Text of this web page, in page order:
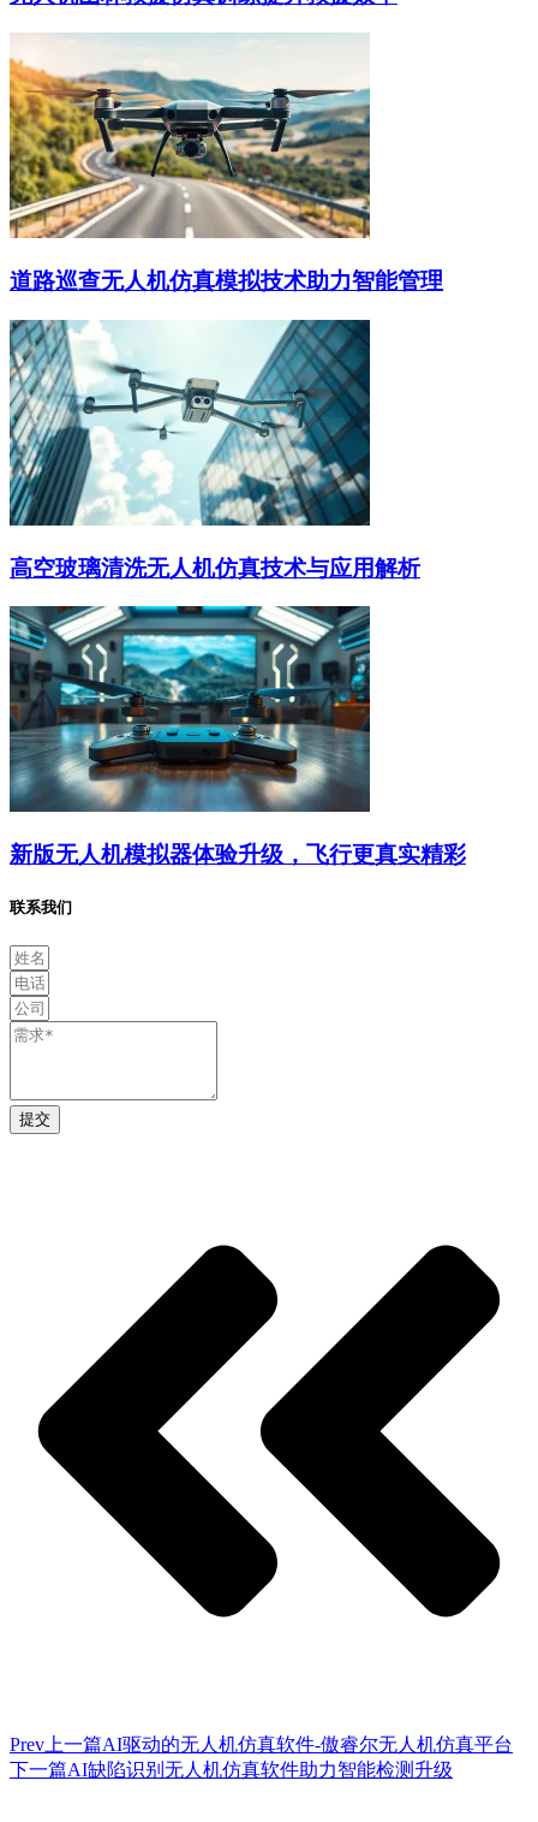
道路巡查无人机仿真模拟技术助力智能管理
高空玻璃清洗无人机仿真技术与应用解析
新版无人机模拟器体验升级，飞行更真实精彩
联系我们
提交
Prev 上一篇AI驱动的无人机仿真软件-傲睿尔无人机仿真平台
下一篇AI缺陷识别无人机仿真软件助力智能检测升级